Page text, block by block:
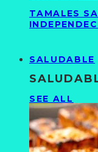
TAMALES
SALUDABLE
SEE ALL